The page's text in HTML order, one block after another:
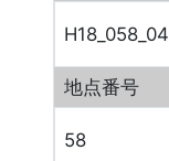
H18_058_04
地点番号
58